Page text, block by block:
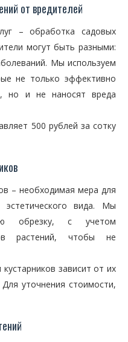
от вредителей
– обработка садовых
могут быть разными:
Мы используем
не только эффективно
но и не наносят вреда
500 рублей за сотку
– необходимая мера для
вида. Мы
обрезку, с учетом
растений, чтобы не
зависит от их
уточнения стоимости,